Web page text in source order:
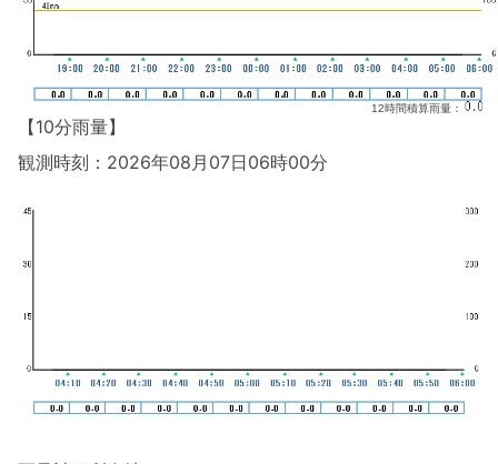
12時間積算雨量：
【10分雨量】
観測時刻：2026年08月07日06時00分